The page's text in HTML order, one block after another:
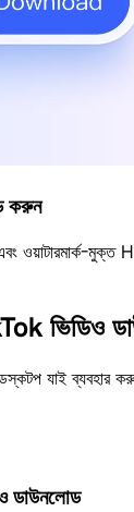
করুন
ওয়াটারমার্ক-মুক্ত
ভিডিও
যাই ব্যবহার
ডাউনলোড